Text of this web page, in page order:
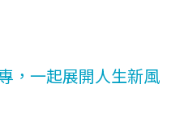
，一起展開人生新風